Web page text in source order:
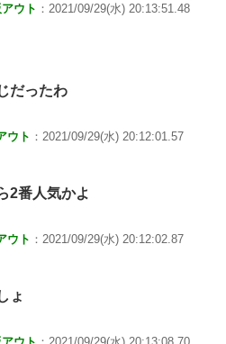
ウト ：2021/09/29(水) 20:13:51.48
だったわ
ウト ：2021/09/29(水) 20:12:01.57
2番人気かよ
ウト ：2021/09/29(水) 20:12:02.87
ょ